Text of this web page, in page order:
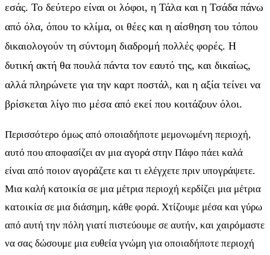
εσάς. Το δεύτερο είναι οι λόφοι, η Τάλα και η Τσάδα πάνω
από όλα, όπου το κλίμα, οι θέες και η αίσθηση του τόπου
δικαιολογούν τη σύντομη διαδρομή πολλές φορές. Η
δυτική ακτή θα πουλά πάντα τον εαυτό της, και δικαίως,
αλλά πληρώνετε για την καρτ ποστάλ, και η αξία τείνει να
βρίσκεται λίγο πιο μέσα από εκεί που κοιτάζουν όλοι.
Περισσότερο όμως από οποιαδήποτε μεμονωμένη περιοχή,
αυτό που αποφασίζει αν μια αγορά στην Πάφο πάει καλά
είναι από ποιον αγοράζετε και τι ελέγχετε πριν υπογράψετε.
Μια καλή κατοικία σε μια μέτρια περιοχή κερδίζει μια μέτρια
κατοικία σε μια διάσημη, κάθε φορά. Χτίζουμε μέσα και γύρω
από αυτή την πόλη γιατί πιστεύουμε σε αυτήν, και χαιρόμαστε
να σας δώσουμε μια ευθεία γνώμη για οποιαδήποτε περιοχή